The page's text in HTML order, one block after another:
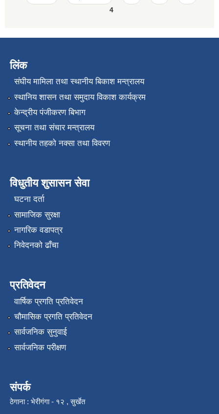
4
लिंक
संघीय मामिला तथा स्थानीय बिकाश मन्त्रालय
स्थानिय शासन तथा समुदाय विकाश कार्यक्रम
केन्द्रीय पंजीकरण बिभाग
सूचना तथा संचार मन्त्रालय
स्थानीय तहको नक्सा तथा विवरण
विधुतीय शुसासन सेवा
घटना दर्ता
सामाजिक सुरक्षा
नागरिक वडापत्र
निवेदनको ढाँचा
प्रतिवेदन
वार्षिक प्रगति प्रतिवेदन
चौमासिक प्रगति प्रतिवेदन
सार्वजनिक सुनुवाई
सार्वजनिक परीक्षण
संपर्क
ठेगाना : भेरीगंगा - १२ , सुर्खेत